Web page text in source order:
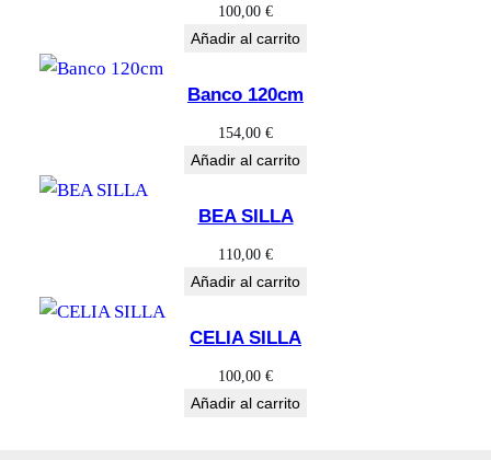
100,00 €
Añadir al carrito
Banco 120cm
154,00 €
Añadir al carrito
BEA SILLA
110,00 €
Añadir al carrito
CELIA SILLA
100,00 €
Añadir al carrito